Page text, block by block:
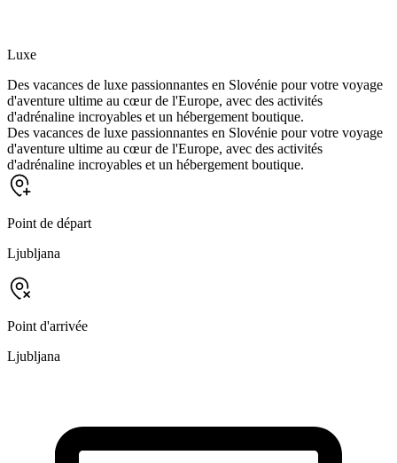
Luxe
Des vacances de luxe passionnantes en Slovénie pour votre voyage
d'aventure ultime au cœur de l'Europe, avec des activités
d'adrénaline incroyables et un hébergement boutique.
Des vacances de luxe passionnantes en Slovénie pour votre voyage
d'aventure ultime au cœur de l'Europe, avec des activités
d'adrénaline incroyables et un hébergement boutique.
Point de départ
Ljubljana
Point d'arrivée
Ljubljana